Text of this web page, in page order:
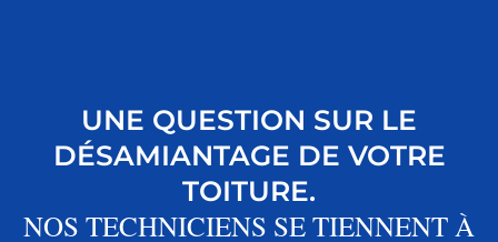
UNE QUESTION SUR LE
DÉSAMIANTAGE DE VOTRE
TOITURE.
NOS TECHNICIENS SE TIENNENT À